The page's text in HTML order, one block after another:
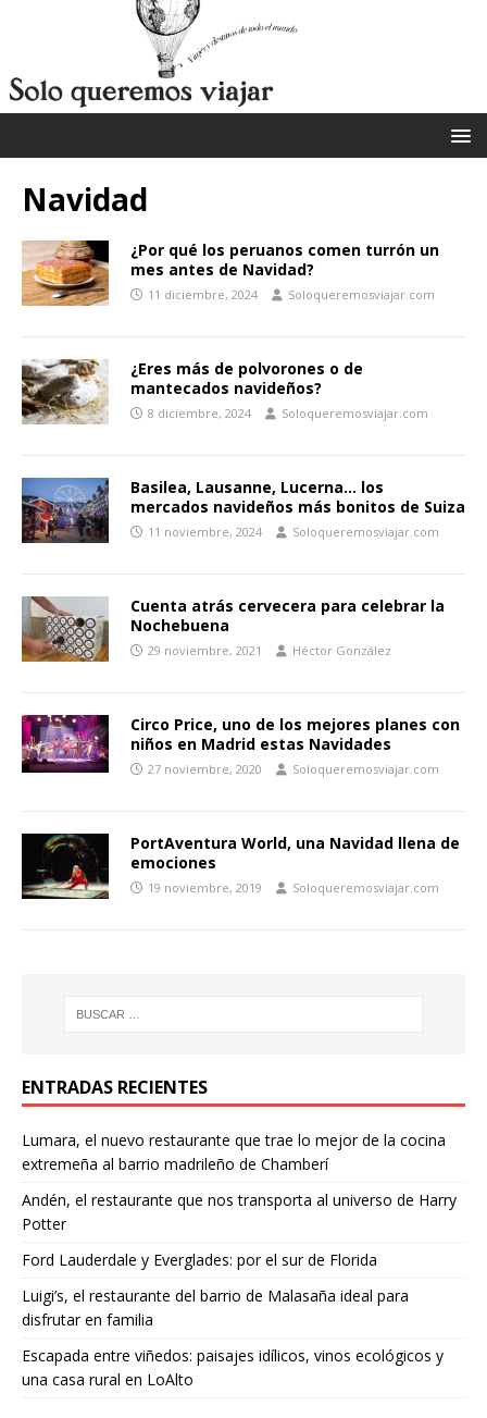
Navidad
¿Por qué los peruanos comen turrón un
mes antes de Navidad?
11 diciembre, 2024 Soloqueremosviajar.com
¿Eres más de polvorones o de
mantecados navideños?
8 diciembre, 2024 Soloqueremosviajar.com
Basilea, Lausanne, Lucerna… los
mercados navideños más bonitos de Suiza
11 noviembre, 2024 Soloqueremosviajar.com
Cuenta atrás cervecera para celebrar la
Nochebuena
29 noviembre, 2021 Héctor González
Circo Price, uno de los mejores planes con
niños en Madrid estas Navidades
27 noviembre, 2020 Soloqueremosviajar.com
PortAventura World, una Navidad llena de
emociones
19 noviembre, 2019 Soloqueremosviajar.com
ENTRADAS RECIENTES
Lumara, el nuevo restaurante que trae lo mejor de la cocina
extremeña al barrio madrileño de Chamberí
Andén, el restaurante que nos transporta al universo de Harry
Potter
Ford Lauderdale y Everglades: por el sur de Florida
Luigi’s, el restaurante del barrio de Malasaña ideal para
disfrutar en familia
Escapada entre viñedos: paisajes idílicos, vinos ecológicos y
una casa rural en LoAlto